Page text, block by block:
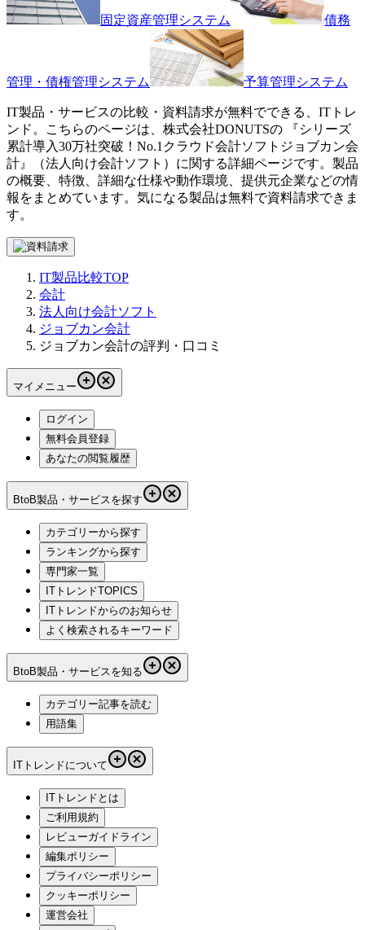
固定資産管理システム 債務
管理・債権管理システム 予算管理システム
IT製品・サービスの比較・資料請求が無料でできる、ITトレ
ンド。こちらのページは、 株式会社DONUTSの 『シリーズ
累計導入30万社突破！No.1クラウド会計ソフト ジョブカン会
計 』（法人向け会計ソフト ）に関する詳細ページです。製品
の概要、特徴、詳細な仕様や動作環境、提供元企業などの情
報をまとめています。気になる製品は無料で資料請求できま
す。
IT製品比較TOP
会計
法人向け会計ソフト
ジョブカン会計
ジョブカン会計の評判・口コミ
マイメニュー
ログイン
無料会員登録
あなたの閲覧履歴
BtoB製品・サービスを探す
カテゴリーから探す
ランキングから探す
専門家一覧
ITトレンドTOPICS
ITトレンドからのお知らせ
よく検索されるキーワード
BtoB製品・サービスを知る
カテゴリー記事を読む
用語集
ITトレンドについて
ITトレンドとは
ご利用規約
レビューガイドライン
編集ポリシー
プライバシーポリシー
クッキーポリシー
運営会社